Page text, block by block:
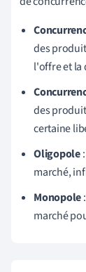
des
l'offre et la
des
certaine
Oligopole
marché,
Monopole
marché